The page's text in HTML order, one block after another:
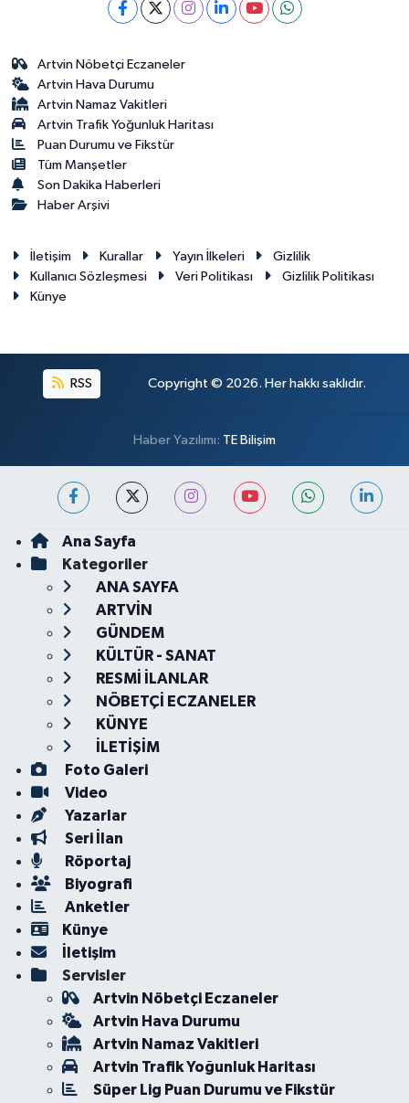
Artvin Nöbetçi Eczaneler
Artvin Hava Durumu
Artvin Namaz Vakitleri
Artvin Trafik Yoğunluk Haritası
Puan Durumu ve Fikstür
Tüm Manşetler
Son Dakika Haberleri
Haber Arşivi
İletişim Kurallar Yayın İlkeleri
Gizlilik
Kullanıcı Sözleşmesi
Veri Politikası
Gizlilik Politikası
Künye
RSS Copyright © 2026. Her hakkı saklıdır.
Haber Yazılımı: TE Bilişim
Ana Sayfa
Kategoriler
ANA SAYFA
ARTVİN
GÜNDEM
KÜLTÜR - SANAT
RESMİ İLANLAR
NÖBETÇİ ECZANELER
KÜNYE
İLETİŞİM
Foto Galeri
Video
Yazarlar
Seri İlan
Röportaj
Biyografi
Anketler
Künye
İletişim
Servisler
Artvin Nöbetçi Eczaneler
Artvin Hava Durumu
Artvin Namaz Vakitleri
Artvin Trafik Yoğunluk Haritası
Süper Lig Puan Durumu ve Fikstür